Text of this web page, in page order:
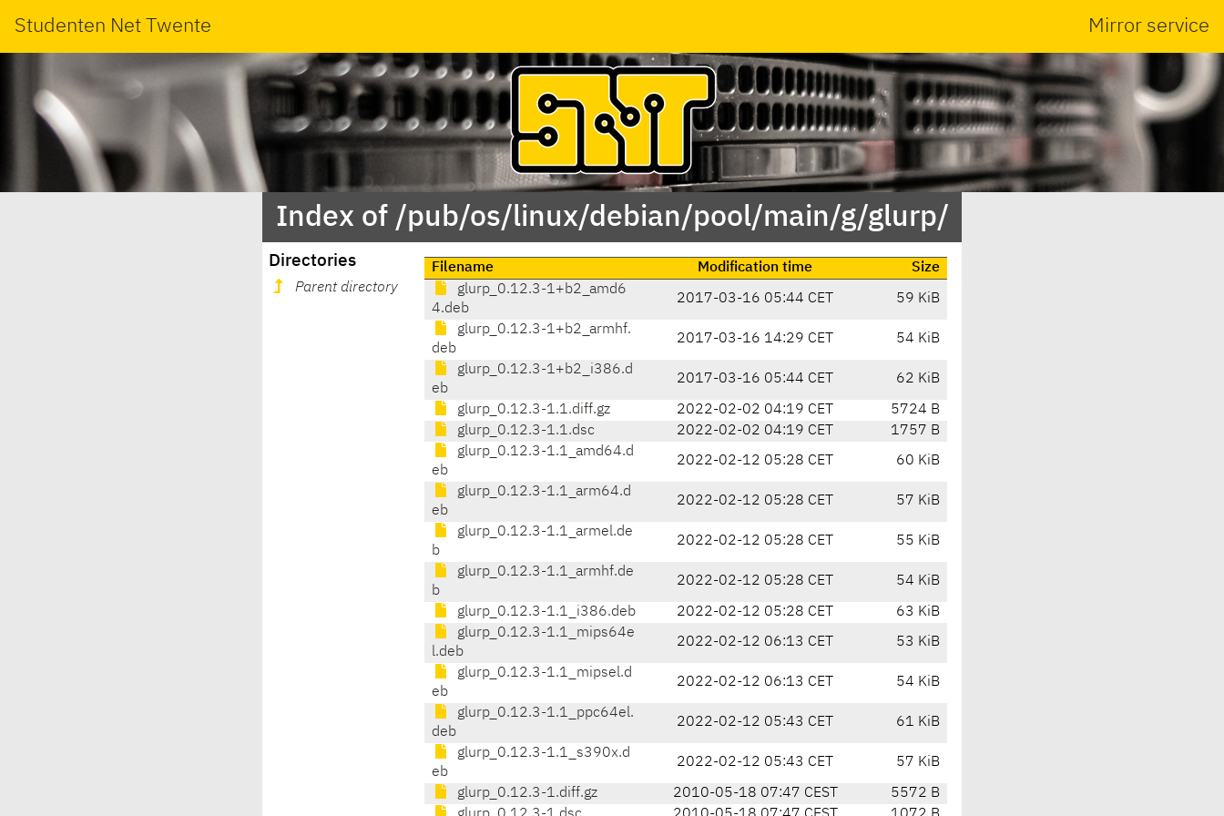
Studenten Net Twente Mirror service
Index of /pub/os/linux/debian/pool/main/g/glurp/
Directories
Parent directory
Filename Modification time
Size
glurp_0.12.3-1+b2_amd6
4.deb
2017-03-16 05:44 CET 59 KiB
glurp_0.12.3-1+b2_armhf.
deb
2017-03-16 14:29 CET 54 KiB
glurp_0.12.3-1+b2_i386.d
eb
2017-03-16 05:44 CET 62 KiB
glurp_0.12.3-1.1.diff.gz 2022-02-02 04:19 CET
5724 B
glurp_0.12.3-1.1.dsc
2022-02-02 04:19 CET
1757 B
glurp_0.12.3-1.1_amd64.d
eb
2022-02-12 05:28 CET 60 KiB
glurp_0.12.3-1.1_arm64.d
eb
2022-02-12 05:28 CET 57 KiB
glurp_0.12.3-1.1_armel.de
b
2022-02-12 05:28 CET 55 KiB
glurp_0.12.3-1.1_armhf.de
b
2022-02-12 05:28 CET 54 KiB
glurp_0.12.3-1.1_i386.deb 2022-02-12 05:28 CET
63 KiB
glurp_0.12.3-1.1_mips64e
l.deb
2022-02-12 06:13 CET 53 KiB
glurp_0.12.3-1.1_mipsel.d
eb
2022-02-12 06:13 CET 54 KiB
glurp_0.12.3-1.1_ppc64el.
deb
2022-02-12 05:43 CET 61 KiB
glurp_0.12.3-1.1_s390x.d
eb
2022-02-12 05:43 CET 57 KiB
glurp_0.12.3-1.diff.gz 2010-05-18 07:47 CEST
5572 B